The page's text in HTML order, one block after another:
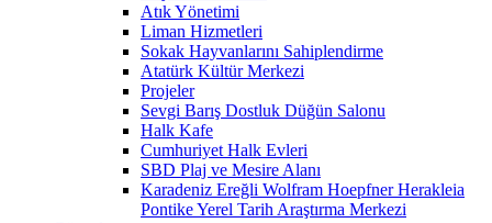
Atık Yönetimi
Liman Hizmetleri
Sokak Hayvanlarını Sahiplendirme
Atatürk Kültür Merkezi
Projeler
Sevgi Barış Dostluk Düğün Salonu
Halk Kafe
Cumhuriyet Halk Evleri
SBD Plaj ve Mesire Alanı
Karadeniz Ereğli Wolfram Hoepfner Herakleia
Pontike Yerel Tarih Araştırma Merkezi